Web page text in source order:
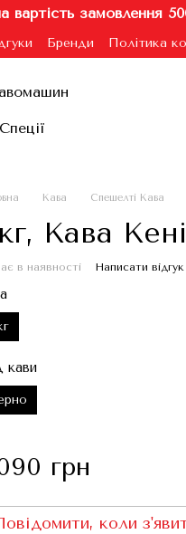
вартість замовлення
Бренди
Політика
Спеції
Кава Спешелті Кава
Кава
в наявності Написати відгук
кави
грн
коли